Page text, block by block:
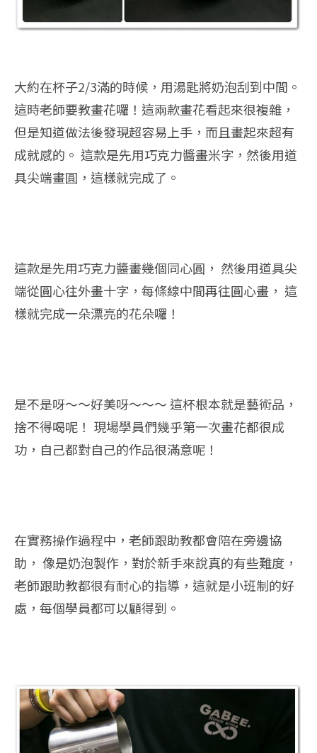
大約在杯子2/3滿的時候，用湯匙將奶泡刮到中間。
這時老師要教畫花囉！這兩款畫花看起來很複雜，
但是知道做法後發現超容易上手，而且畫起來超有
成就感的。 這款是先用巧克力醬畫米字，然後用道
具尖端畫圓，這樣就完成了。
這款是先用巧克力醬畫幾個同心圓， 然後用道具尖
端從圓心往外畫十字，每條線中間再往圓心畫， 這
樣就完成一朵漂亮的花朵囉！
是不是呀～～好美呀～～～ 這杯根本就是藝術品，
捨不得喝呢！ 現場學員們幾乎第一次畫花都很成
功，自己都對自己的作品很滿意呢！
在實務操作過程中，老師跟助教都會陪在旁邊協
助， 像是奶泡製作，對於新手來說真的有些難度，
老師跟助教都很有耐心的指導，這就是小班制的好
處，每個學員都可以顧得到。